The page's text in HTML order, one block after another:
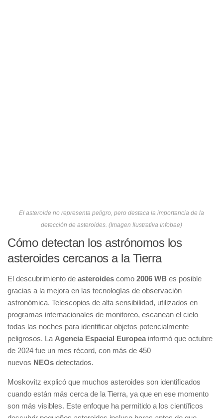
El asteroide no representa peligro, pero destaca la importancia de la
detección de asteroides. (Imagen Ilustrativa Infobae)
Cómo detectan los astrónomos los
asteroides cercanos a la Tierra
El descubrimiento de asteroides como 2006 WB es posible
gracias a la mejora en las tecnologías de observación
astronómica. Telescopios de alta sensibilidad, utilizados en
programas internacionales de monitoreo, escanean el cielo
todas las noches para identificar objetos potencialmente
peligrosos. La Agencia Espacial Europea informó que octubre
de 2024 fue un mes récord, con más de 450
nuevos NEOs detectados.
Moskovitz explicó que muchos asteroides son identificados
cuando están más cerca de la Tierra, ya que en ese momento
son más visibles. Este enfoque ha permitido a los científicos